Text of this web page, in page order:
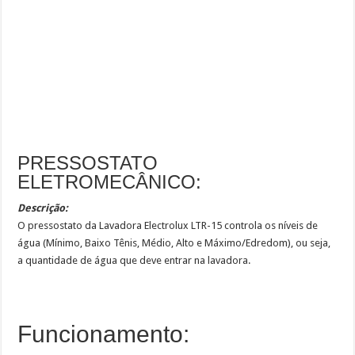
PRESSOSTATO
ELETROMECÂNICO:
Descrição:
O pressostato da Lavadora Electrolux LTR-15 controla os níveis de
água (Mínimo, Baixo Tênis, Médio, Alto e Máximo/Edredom), ou seja,
a quantidade de água que deve entrar na lavadora.
Funcionamento: